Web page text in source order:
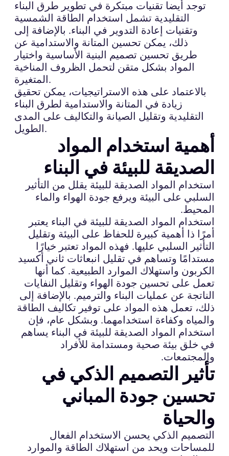
توجد أيضا تقنيات مبتكرة في تطوير طرق البناء
التقليدية تشمل استخدام الطاقة الشمسية
وتقنيات إعادة التدوير في البناء. بالإضافة إلى
ذلك، يمكن تحسين المتانة والاستدامية عن
طريق تحسين تصميم البنية الأساسية واختيار
المواد بشكل متقن لتحمل الظروف المناخية
المتغيرة.
بالاعتماد على هذه الاستراتيجيات، يمكن تحقيق
زيادة في المتانة والاستدامية لطرق البناء
التقليدية وتقليل الصيانة والتكاليف على المدى
الطويل.
أهمية استخدام المواد
الصديقة للبيئة في البناء
استخدام المواد الصديقة للبيئة يقلل من التأثير
السلبي على البيئة ويرفع جودة الهواء والماء
المحيط.
استخدام المواد الصديقة للبيئة في البناء يعتبر
أمرًا ذا أهمية كبيرة للحفاظ على البيئة وتقليل
التأثير السلبي عليها. فهذه المواد تعتبر خيارًا
مستدامًا وتساهم في تقليل انبعاثات ثاني أكسيد
الكربون واستهلاك الموارد الطبيعية. كما أنها
تعمل على تحسين جودة الهواء وتقليل النفايات
الناتجة عن عمليات البناء والترميم. بالإضافة إلى
ذلك، تعمل هذه المواد على توفير تكاليف الطاقة
والمياه وكفاءة استخدامهما. وبشكل عام، فإن
استخدام المواد الصديقة للبيئة في البناء يساهم
في خلق بيئة صحية ومستدامة للأفراد
والمجتمعات.
تأثير التصميم الذكي في
تحسين جودة المباني
والحياة
التصميم الذكي يحسن الاستخدام الفعال
للمساحات ويحد من استهلاك الطاقة والموارد